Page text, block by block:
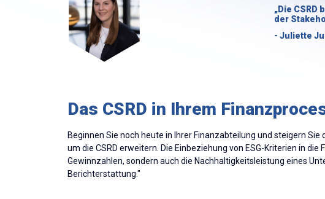
„Die
der
- Juliette
Das CSRD in Ihrem
Beginnen Sie noch heute in Ihrer Finanzabteilung und steigern
um die CSRD erweitern. Die Einbeziehung von ESG-Kriterien in
Gewinnzahlen, sondern auch die Nachhaltigkeitsleistung eines
Berichterstattung."